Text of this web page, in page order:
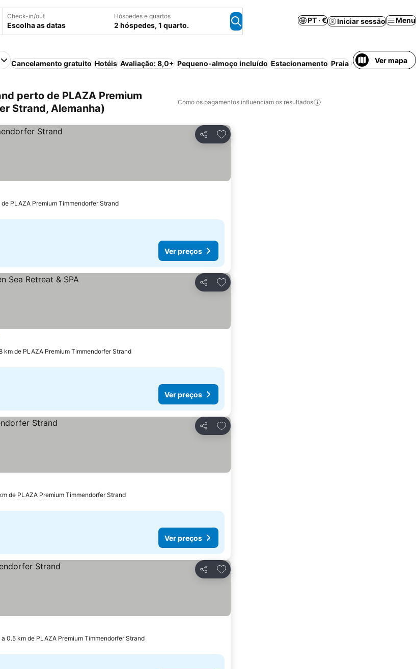
Check-in/out
Escolha as datas
Hóspedes e quartos
2 hóspedes, 1 quarto.
PT · € Iniciar sessão Menu
Strand
Cancelamento gratuito Hotéis Avaliação: 8,0+ Pequeno-almoço incluído Estacionamento Praia Piscina
Ver mapa
perto de PLAZA Premium
Strand, Alemanha)
Como os pagamentos influenciam os resultados
Partilhar
Adicionar aos favoritos
PLAZA Premium Timmendorfer Strand
Ver preços
Partilhar
Adicionar aos favoritos
km de PLAZA Premium Timmendorfer Strand
Ver preços
Partilhar
Adicionar aos favoritos
de PLAZA Premium Timmendorfer Strand
Ver preços
Partilhar
Adicionar aos favoritos
a 0.5 km de PLAZA Premium Timmendorfer Strand